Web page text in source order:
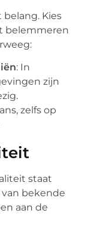
Kies
belemmeren
: In
zijn
zelfs op
staat
bekende
aan de